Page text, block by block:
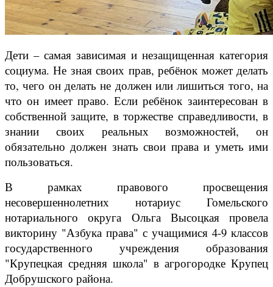
Дети – самая зависимая и незащищенная категория
социума. Не зная своих прав, ребёнок может делать
то, чего он делать не должен или лишиться того, на
что он имеет право. Если ребёнок заинтересован в
собственной защите, в торжестве справедливости, в
знании своих реальных возможностей, он
обязательно должен знать свои права и уметь ими
пользоваться.
В рамках правового просвещения
несовершеннолетних нотариус Гомельского
нотариального округа Ольга Высоцкая провела
викторину "Азбука права" с учащимися 4-9 классов
государственного учреждения образования
"Крупецкая средняя школа" в агрогородке Крупец
Добрушского района.